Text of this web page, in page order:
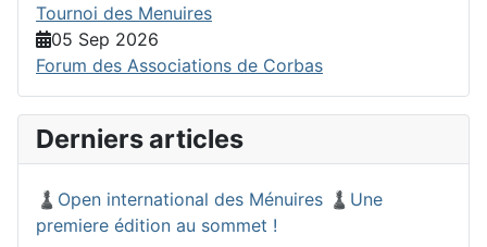
Tournoi des Menuires
05 Sep 2026
Forum des Associations de Corbas
Derniers articles
♟️Open international des Ménuires ♟️Une
premiere édition au sommet !